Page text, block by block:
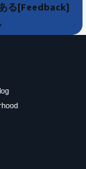
る[Feedback]